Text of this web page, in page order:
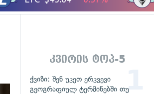
კვირის ტოპ-5
ქვიზი: შენ უკეთ ერკვევი
გეოგრაფიულ ტერმინებში თუ